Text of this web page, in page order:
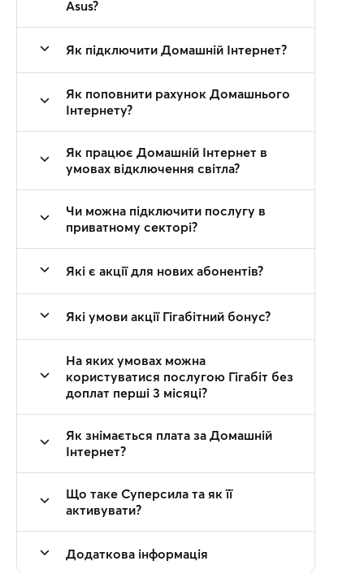
Asus?
Як підключити Домашній Інтернет?
Як поповнити рахунок Домашнього
Інтернету?
Як працює Домашній Інтернет в
умовах відключення світла?
Чи можна підключити послугу в
приватному секторі?
Які є акції для нових абонентів?
Які умови акції Гігабітний бонус?
На яких умовах можна
користуватися послугою Гігабіт без
доплат перші 3 місяці?
Як знімається плата за Домашній
Інтернет?
Що таке Суперсила та як її
активувати?
Додаткова інформація